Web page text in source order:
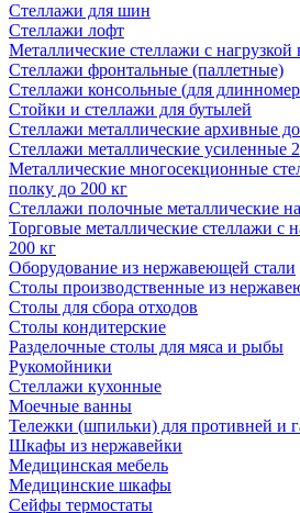
Стеллажи для шин
Стеллажи лофт
Металлические стеллажи с нагрузкой
Стеллажи фронтальные (паллетные)
Стеллажи консольные (для
Стойки и стеллажи для бутылей
Стеллажи металлические архивные
Стеллажи металлические усиленные
Металлические многосекционные
полку до 200 кг
Стеллажи полочные металлические
Торговые металлические стеллажи с
200 кг
Оборудование из нержавеющей стали
Столы производственные из
Столы для сбора отходов
Столы кондитерские
Разделочные столы для мяса и рыбы
Рукомойники
Стеллажи кухонные
Моечные ванны
Тележки (шпильки) для противней и
Шкафы из нержавейки
Медицинская мебель
Медицинские шкафы
Сейфы термостаты